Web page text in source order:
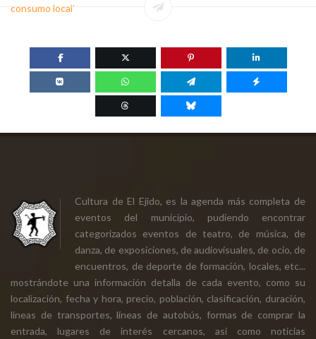
consumo local’
Cultura de El Ejido, es la agenda más completa de
eventos del municipio, pudiendo encontrar
categorizados eventos de teatro, de música, de
danza, de exposiciones, de audiovisuales, de ocio, de
encuentros, de deporte de formación, locales, etc...
mostrándote una información detalla de cada evento, como su
localización, fecha y hora, precio, población, clasificación, duración,
líneas de transportes, líneas de autobús, formas de comprar la
entrada, lugares de interés cercanos, así como noticias